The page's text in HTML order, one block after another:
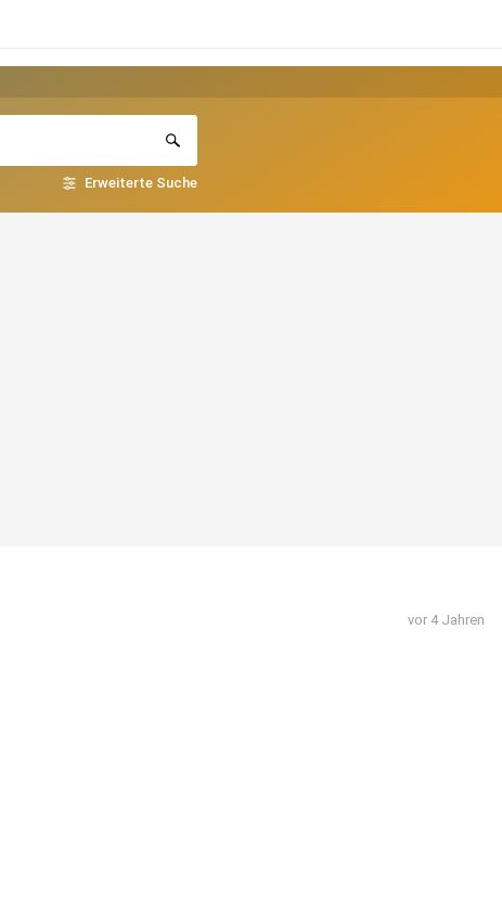
Erweiterte Suche
vor 4 Jahren